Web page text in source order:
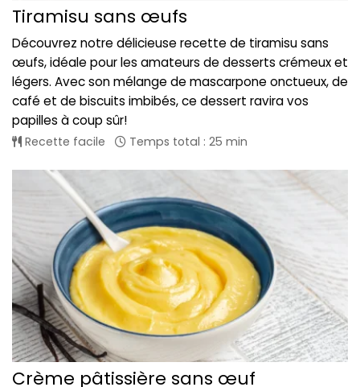
Tiramisu sans œufs
Découvrez notre délicieuse recette de tiramisu sans
œufs, idéale pour les amateurs de desserts crémeux et
légers. Avec son mélange de mascarpone onctueux, de
café et de biscuits imbibés, ce dessert ravira vos
papilles à coup sûr!
Recette facile Temps total : 25 min
Crème pâtissière sans œuf